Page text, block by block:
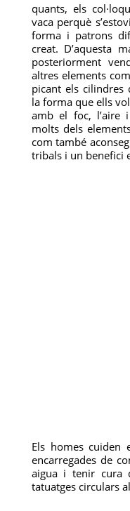
quants, els
vaca perquè
forma i patrons
creat. D’aquesta
posteriorment
altres elements
picant els
la forma que ells
amb el foc, l’aire
molts dels
com també
tribals i un benefici
Els homes cuiden
encarregades de
aigua i tenir cura
tatuatges circulars